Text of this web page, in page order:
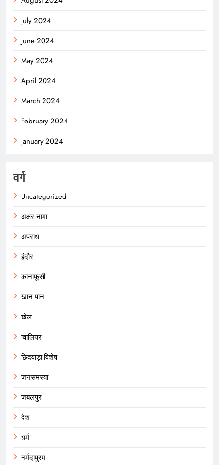
July 2024
June 2024
May 2024
April 2024
March 2024
February 2024
January 2024
वर्ग
Uncategorized
अक्षर नामा
अपराध
इंदौर
कानाफूसी
खान पान
खेल
ग्वालियर
छिंदवाड़ा विशेष
जनसमस्या
जबलपुर
देश
धर्म
नर्मदापुरम